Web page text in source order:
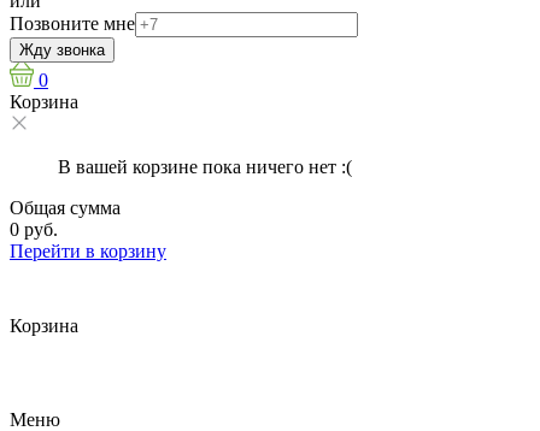
Позвоните мне
Жду звонка
0
Корзина
В вашей корзине пока ничего нет :(
Общая сумма
0 руб.
Перейти в корзину
Корзина
Меню